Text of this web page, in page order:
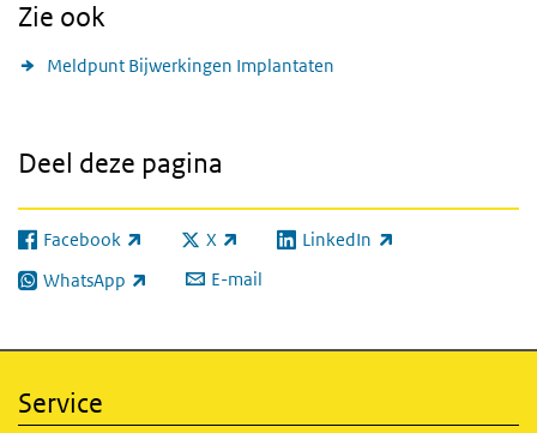
Zie ook
Meldpunt Bijwerkingen Implantaten
Deel deze pagina
Facebook
(externe link) X
(externe link) LinkedIn
(externe link)
WhatsApp
(externe link) E-mail
Service